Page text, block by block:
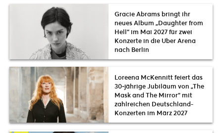
Gracie Abrams bringt ihr
neues Album „Daughter from
Hell“ im Mai 2027 für zwei
Konzerte in die Uber Arena
nach Berlin
Loreena McKennitt feiert das
30‑jährige Jubiläum von „The
Mask and The Mirror“ mit
zahlreichen Deutschland-
Konzerten im März 2027